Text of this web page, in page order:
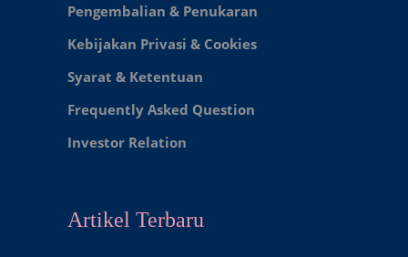
Pengembalian & Penukaran
Kebijakan Privasi & Cookies
Syarat & Ketentuan
Frequently Asked Question
Investor Relation
Artikel Terbaru